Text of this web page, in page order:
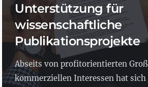
Unterstützung für
wissenschaftliche
Publikationsprojekte
Abseits von profitorientierten
kommerziellen Interessen hat sich